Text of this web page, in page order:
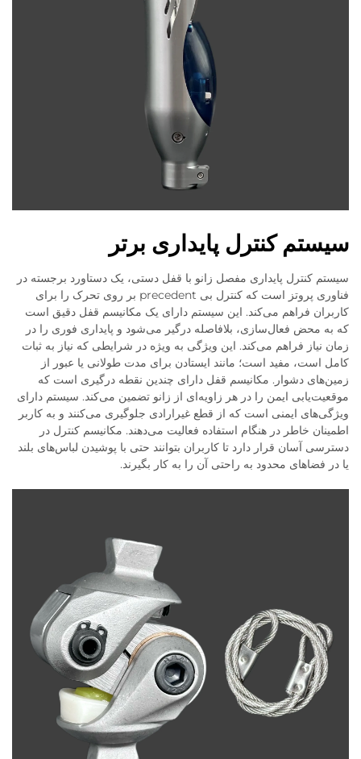
سیستم کنترل پایداری برتر
سیستم کنترل پایداری مفصل زانو با قفل دستی، یک دستاورد برجسته در
فناوری پروتز است که کنترل بی‌ precedent بر روی تحرک را برای
کاربران فراهم می‌کند. این سیستم دارای یک مکانیسم قفل دقیق است
که به محض فعال‌سازی، بلافاصله درگیر می‌شود و پایداری فوری را در
زمان نیاز فراهم می‌کند. این ویژگی به ویژه در شرایطی که نیاز به ثبات
کامل است، مفید است؛ مانند ایستادن برای مدت طولانی یا عبور از
زمین‌های دشوار. مکانیسم قفل دارای چندین نقطه درگیری است که
موقعیت‌یابی ایمن را در هر زاویه‌ای از زانو تضمین می‌کند. سیستم دارای
ویژگی‌های ایمنی است که از قطع غیرارادی جلوگیری می‌کنند و به کاربر
اطمینان خاطر در هنگام استفاده فعالیت می‌دهند. مکانیسم کنترل در
دسترسی آسان قرار دارد تا کاربران بتوانند حتی با پوشیدن لباس‌های بلند
یا در فضاهای محدود به راحتی آن را به کار بگیرند.